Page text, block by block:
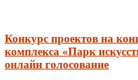
Конкурс проектов на
комплекса «Парк
онлайн голосование